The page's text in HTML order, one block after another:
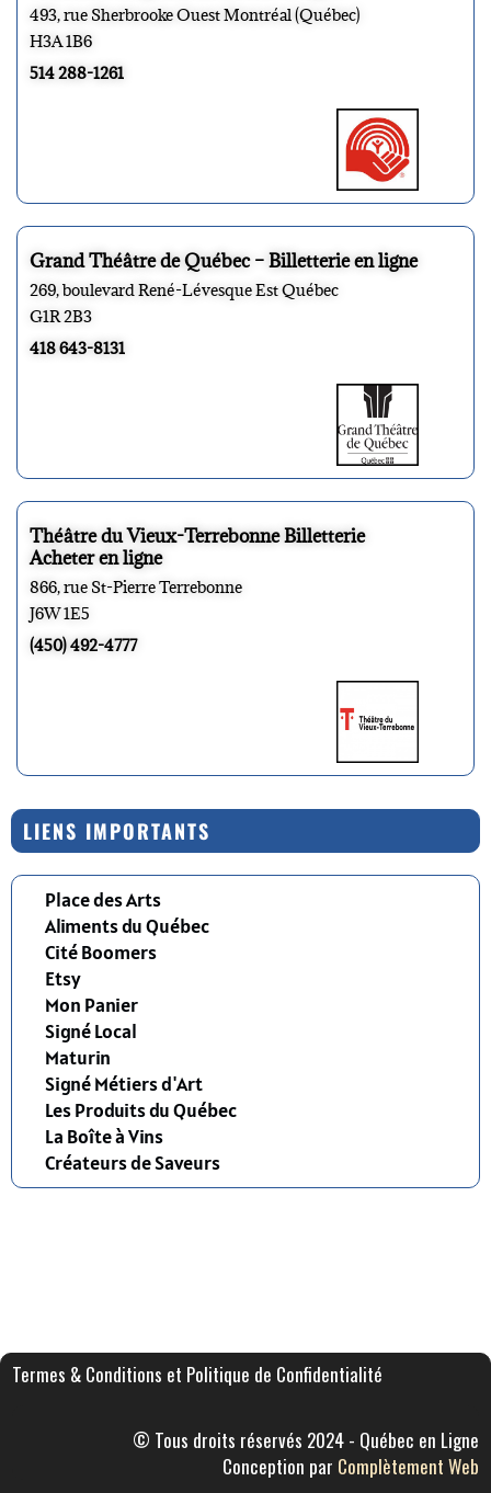
493, rue Sherbrooke Ouest Montréal (Québec)
H3A 1B6
514 288-1261
Grand Théâtre de Québec – Billetterie en ligne
269, boulevard René-Lévesque Est Québec
G1R 2B3
418 643-8131
Théâtre du Vieux-Terrebonne Billetterie
Acheter en ligne
866, rue St-Pierre Terrebonne
J6W 1E5
(450) 492-4777
LIENS IMPORTANTS
Place des Arts
Aliments du Québec
Cité Boomers
Etsy
Mon Panier
Signé Local
Maturin
Signé Métiers d'Art
Les Produits du Québec
La Boîte à Vins
Créateurs de Saveurs
Termes & Conditions et Politique de Confidentialité
© Tous droits réservés 2024 - Québec en Ligne
Conception par Complètement Web